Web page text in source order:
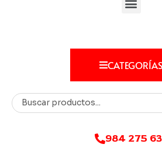
CATEGORÍAS
984 275